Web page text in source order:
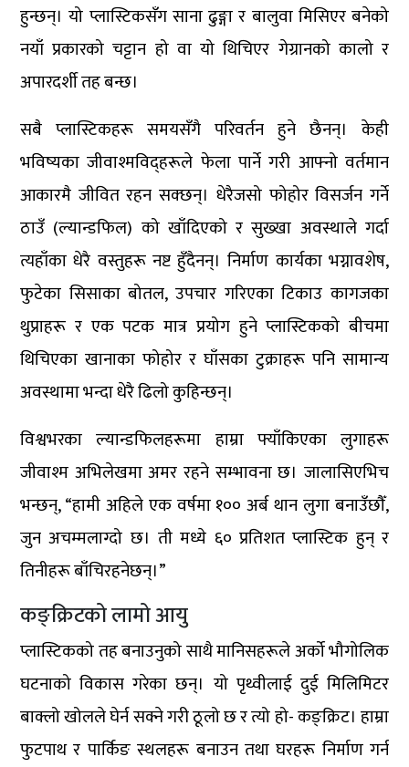
हुन्छन्। यो प्लास्टिकसँग साना ढुङ्गा र बालुवा मिसिएर बनेको
नयाँ प्रकारको चट्टान हो वा यो थिचिएर गेग्रानको कालो र
अपारदर्शी तह बन्छ।
सबै प्लास्टिकहरू समयसँगै परिवर्तन हुने छैनन्। केही
भविष्यका जीवाश्मविद्हरूले फेला पार्ने गरी आफ्नो वर्तमान
आकारमै जीवित रहन सक्छन्। धेरैजसो फोहोर विसर्जन गर्ने
ठाउँ (ल्यान्डफिल) को खाँदिएको र सुख्खा अवस्थाले गर्दा
त्यहाँका धेरै वस्तुहरू नष्ट हुँदैनन्। निर्माण कार्यका भग्नावशेष,
फुटेका सिसाका बोतल, उपचार गरिएका टिकाउ कागजका
थुप्राहरू र एक पटक मात्र प्रयोग हुने प्लास्टिकको बीचमा
थिचिएका खानाका फोहोर र घाँसका टुक्राहरू पनि सामान्य
अवस्थामा भन्दा धेरै ढिलो कुहिन्छन्।
विश्वभरका ल्यान्डफिलहरूमा हाम्रा फ्याँकिएका लुगाहरू
जीवाश्म अभिलेखमा अमर रहने सम्भावना छ। जालासिएभिच
भन्छन्, “हामी अहिले एक वर्षमा १०० अर्ब थान लुगा बनाउँछौँ,
जुन अचम्मलाग्दो छ। ती मध्ये ६० प्रतिशत प्लास्टिक हुन् र
तिनीहरू बाँचिरहनेछन्।”
कङ्क्रिटको लामो आयु
प्लास्टिकको तह बनाउनुको साथै मानिसहरूले अर्को भौगोलिक
घटनाको विकास गरेका छन्। यो पृथ्वीलाई दुई मिलिमिटर
बाक्लो खोलले घेर्न सक्ने गरी ठूलो छ र त्यो हो- कङ्क्रिट। हाम्रा
फुटपाथ र पार्किङ स्थलहरू बनाउन तथा घरहरू निर्माण गर्न